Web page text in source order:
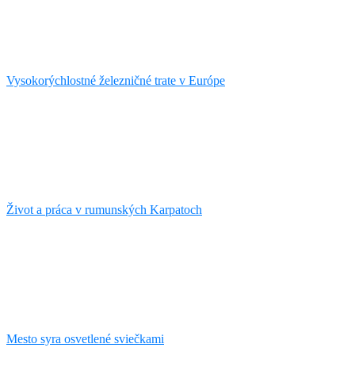
Vysokorýchlostné železničné trate v Európe
Život a práca v rumunských Karpatoch
Mesto syra osvetlené sviečkami